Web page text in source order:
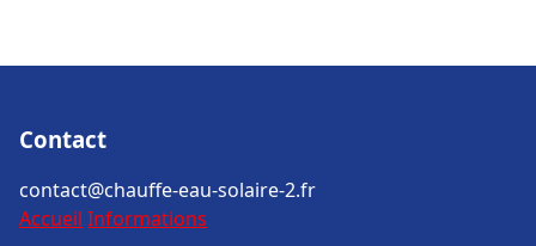
Contact
contact@chauffe-eau-solaire-2.fr
Accueil Informations